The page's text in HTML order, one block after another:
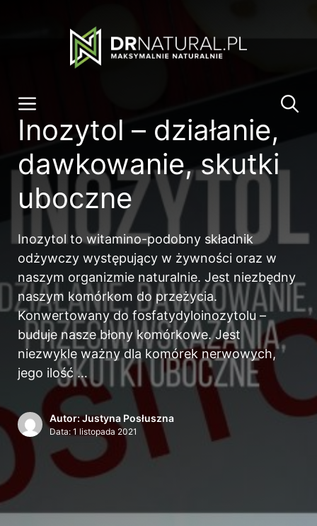
Menu
Inozytol – działanie,
dawkowanie, skutki
uboczne
Inozytol to witamino-podobny składnik
odżywczy występujący w żywności oraz w
naszym organizmie naturalnie. Jest niezbędny
naszym komórkom do przeżycia.
Konwertowany do fosfatydyloinozytolu –
buduje nasze błony komórkowe. Jest
niezwykle ważny dla komórek nerwowych,
jego ilość …
Autor: Justyna Posłuszna
Data: 1 listopada 2021